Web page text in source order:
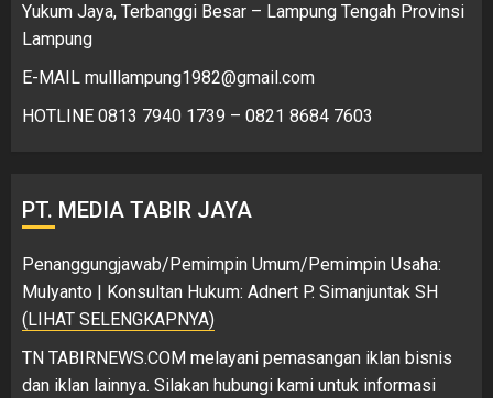
Yukum Jaya, Terbanggi Besar – Lampung Tengah Provinsi
Lampung
E-MAIL mulllampung1982@gmail.com
HOTLINE 0813 7940 1739 – 0821 8684 7603
PT. MEDIA TABIR JAYA
Penanggungjawab/Pemimpin Umum/Pemimpin Usaha:
Mulyanto | Konsultan Hukum: Adnert P. Simanjuntak SH
(LIHAT SELENGKAPNYA)
TN TABIRNEWS.COM melayani pemasangan iklan bisnis
dan iklan lainnya. Silakan hubungi kami untuk informasi